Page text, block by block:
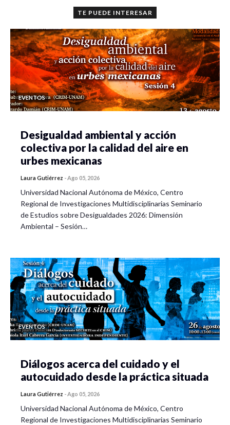
TE PUEDE INTERESAR
EVENTOS
Desigualdad ambiental y acción
colectiva por la calidad del aire en
urbes mexicanas
Laura Gutiérrez -Ago 05, 2026
Universidad Nacional Autónoma de México, Centro
Regional de Investigaciones Multidisciplinarias Seminario
de Estudios sobre Desigualdades 2026: Dimensión
Ambiental – Sesión…
EVENTOS
Diálogos acerca del cuidado y el
autocuidado desde la práctica situada
Laura Gutiérrez -Ago 05, 2026
Universidad Nacional Autónoma de México, Centro
Regional de Investigaciones Multidisciplinarias Seminario